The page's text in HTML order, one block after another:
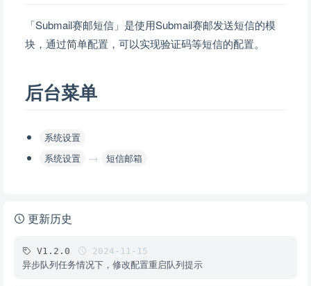
「Submail赛邮短信」是使用Submail赛邮发送短信的模
块，通过简单配置，可以实现验证码等短信的配置。
后台菜单
系统设置
系统设置
→ 短信邮箱
更新历史
V1.2.0 2024-11-15
异步队列任务情况下，修改配置重启队列提示